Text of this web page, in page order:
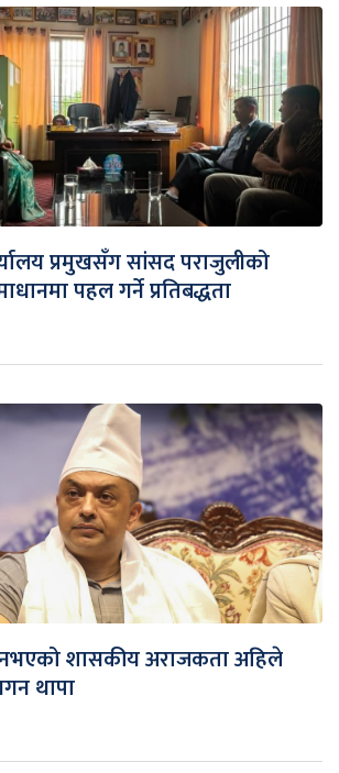
प्रमुखसँग सांसद पराजुलीको
पहल गर्ने प्रतिबद्धता
शासकीय अराजकता अहिले
थापा